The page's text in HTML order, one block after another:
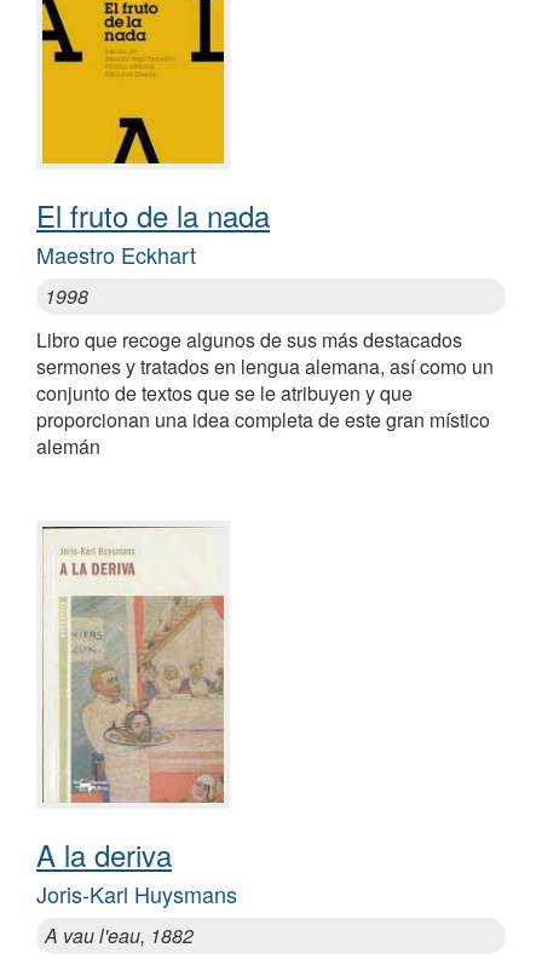
El fruto de la nada
Maestro Eckhart
1998
Libro que recoge algunos de sus más destacados
sermones y tratados en lengua alemana, así como un
conjunto de textos que se le atribuyen y que
proporcionan una idea completa de este gran místico
alemán
A la deriva
Joris-Karl Huysmans
A vau l'eau, 1882